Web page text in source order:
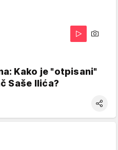
Kako je "otpisani"
Saše Ilića?